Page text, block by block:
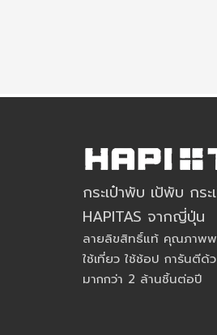
กระเป๋าพับ เป้พับ กระ
HAPITAS จากญี่ปุ่น
ลายลิขสิทธิ์แท้ คุณภาพพ
ใช้เที่ยว ใช้ช้อป การันตีด้
มากกว่า 2 ล้านชิ้นต่อปี